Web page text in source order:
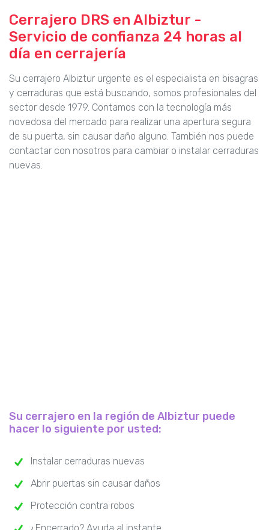
Cerrajero DRS en Albiztur -
Servicio de confianza 24 horas al
día en cerrajería
Su cerrajero Albiztur urgente es el especialista en bisagras
y cerraduras que está buscando, somos profesionales del
sector desde 1979. Contamos con la tecnología más
novedosa del mercado para realizar una apertura segura
de su puerta, sin causar daño alguno. También nos puede
contactar con nosotros para cambiar o instalar cerraduras
nuevas.
Su cerrajero en la región de Albiztur puede
hacer lo siguiente por usted:
Instalar cerraduras nuevas
Abrir puertas sin causar daños
Protección contra robos